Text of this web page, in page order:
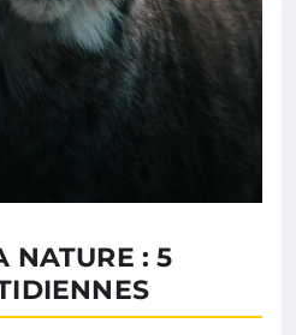
NATURE : 5